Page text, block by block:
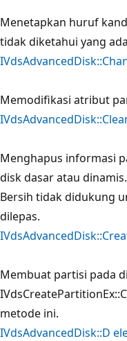
Menetapkan huruf
tidak diketahui yang
Memodifikasi atribut
Menghapus informasi
disk dasar atau
Bersih tidak didukung
dilepas.
Membuat partisi pada
metode ini.
IVdsAdvancedDisk::D